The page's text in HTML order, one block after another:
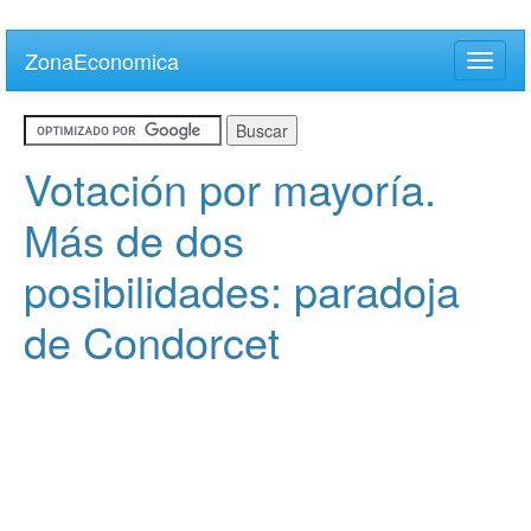
main
content
ZonaEconomica
Toggle
Votación por mayoría.
Más de dos
posibilidades: paradoja
de Condorcet